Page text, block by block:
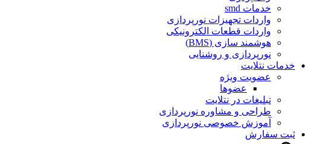
خدمات smd
واردات تجهیزات نورپردازی
واردات قطعات الکترونیکی
هوشمند سازی (BMS)
نورپردازی و روشنایی
خدمات نتلایت
عضویت ویژه
عضوها
تبلیغات در نتلایت
طراحی و مشاوره نورپردازی
آموزش خصوصی نورپردازی
ثبت سفارش